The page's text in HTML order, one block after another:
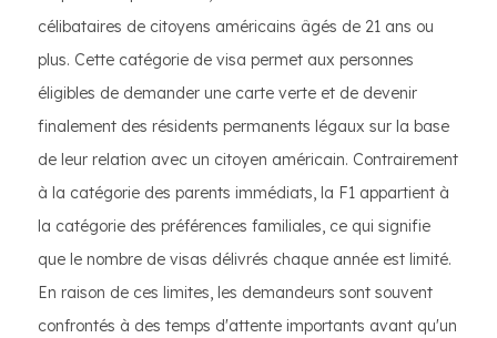
célibataires de citoyens américains âgés de 21 ans ou
plus. Cette catégorie de visa permet aux personnes
éligibles de demander une carte verte et de devenir
finalement des résidents permanents légaux sur la base
de leur relation avec un citoyen américain. Contrairement
à la catégorie des parents immédiats, la F1 appartient à
la catégorie des préférences familiales, ce qui signifie
que le nombre de visas délivrés chaque année est limité.
En raison de ces limites, les demandeurs sont souvent
confrontés à des temps d'attente importants avant qu'un